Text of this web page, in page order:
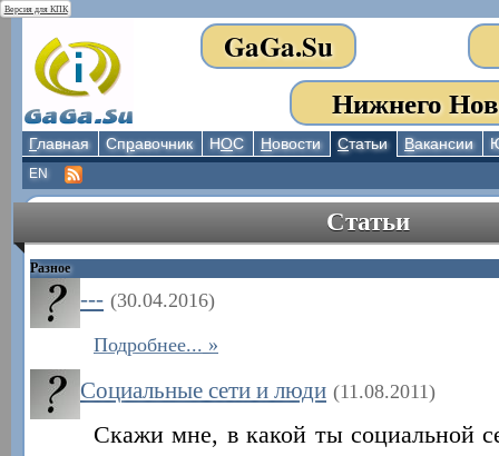
Версия для КПК
GaGa.Su
Нижнего
Главная Справочник НОС Новости Статьи Вакансии
EN
Статьи
Разное
--- (30.04.2016)
Подробнее...
Социальные сети и люди (11.08.2011)
Скажи мне, в какой ты социальной